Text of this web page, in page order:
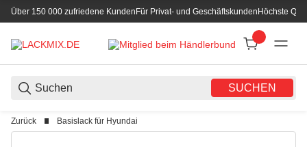
Über 150 000 zufriedene KundenFür Privat- und GeschäftskundenHöchste
SUCHEN
Zurück Basislack für Hyundai